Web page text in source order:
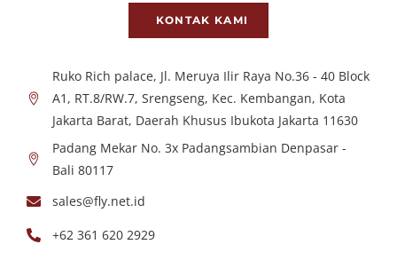
KONTAK KAMI
Ruko Rich palace, Jl. Meruya Ilir Raya No.36 - 40 Block
A1, RT.8/RW.7, Srengseng, Kec. Kembangan, Kota
Jakarta Barat, Daerah Khusus Ibukota Jakarta 11630
Padang Mekar No. 3x Padangsambian Denpasar -
Bali 80117
sales@fly.net.id
+62 361 620 2929